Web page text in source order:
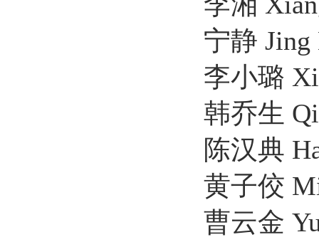
宁静 Jing
李小璐
韩乔生
陈汉典 Han
黄子佼
曹云金